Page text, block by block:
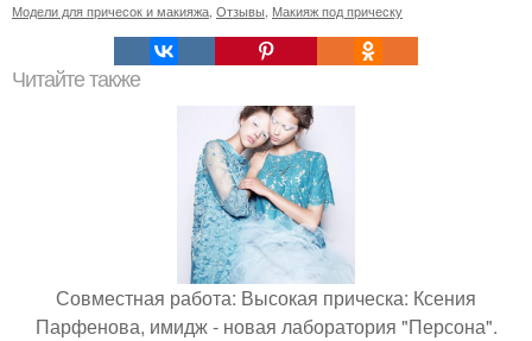
Модели для причесок и макияжа Отзывы Макияж под прическу
Читайте также
Совместная работа: Высокая прическа: Ксения
Парфенова, имидж - новая лаборатория "Персона".